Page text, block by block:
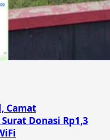
Camat
Donasi Rp1,3